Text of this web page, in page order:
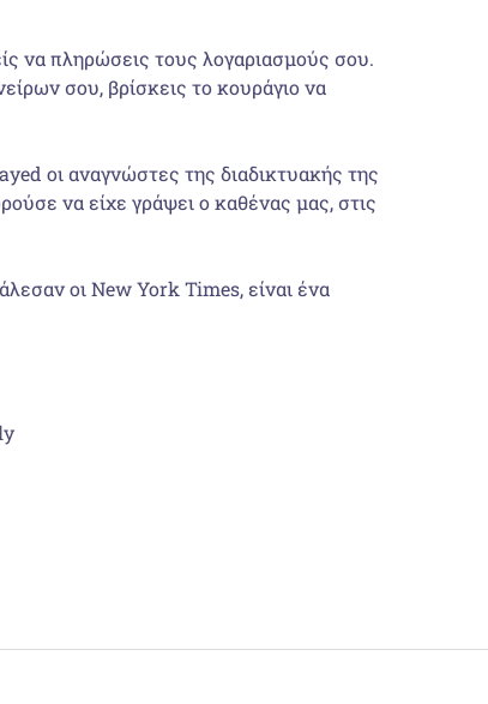
να πληρώσεις τους λογαριασμούς σου.
σου, βρίσκεις το κουράγιο να
οι αναγνώστες της διαδικτυακής της
να είχε γράψει ο καθένας μας, στις
οι New York Times, είναι ένα